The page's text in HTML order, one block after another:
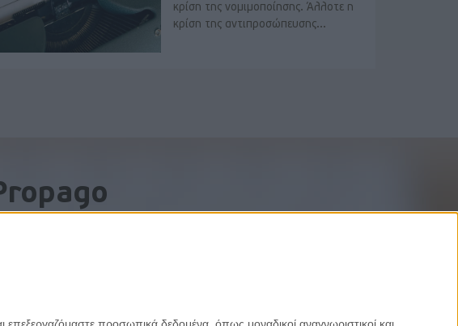
κρίση της νομιμοποίησης. Άλλοτε η
κρίση της αντιπροσώπευσης...
σας